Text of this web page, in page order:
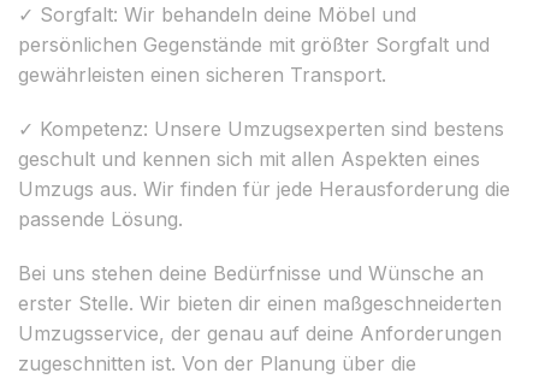
✓ Sorgfalt: Wir behandeln deine Möbel und
persönlichen Gegenstände mit größter Sorgfalt und
gewährleisten einen sicheren Transport.
✓ Kompetenz: Unsere Umzugsexperten sind bestens
geschult und kennen sich mit allen Aspekten eines
Umzugs aus. Wir finden für jede Herausforderung die
passende Lösung.
Bei uns stehen deine Bedürfnisse und Wünsche an
erster Stelle. Wir bieten dir einen maßgeschneiderten
Umzugsservice, der genau auf deine Anforderungen
zugeschnitten ist. Von der Planung über die